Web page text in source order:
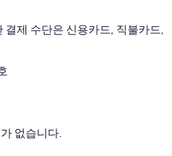
결제 수단은 신용카드, 직불카드,
없습니다.